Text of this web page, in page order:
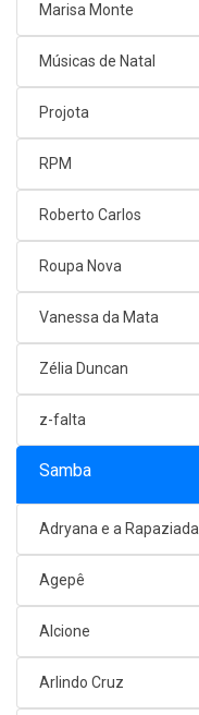
Marisa Monte
Músicas de Natal
Projota
RPM
Roberto Carlos
Roupa Nova
Vanessa da Mata
Zélia Duncan
z-falta
Samba
Adryana e a Rapaziada
Agepê
Alcione
Arlindo Cruz